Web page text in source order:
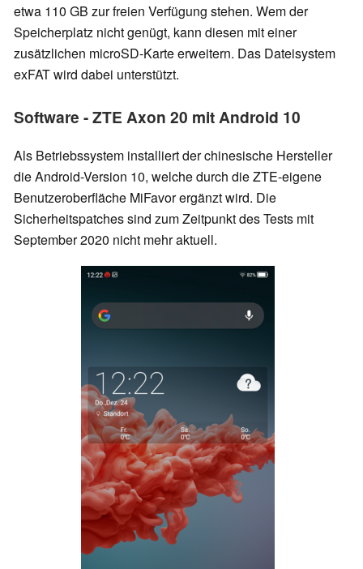
etwa 110 GB zur freien Verfügung stehen. Wem der
Speicherplatz nicht genügt, kann diesen mit einer
zusätzlichen microSD-Karte erweitern. Das Dateisystem
exFAT wird dabei unterstützt.
Software - ZTE Axon 20 mit Android 10
Als Betriebssystem installiert der chinesische Hersteller
die Android-Version 10, welche durch die ZTE-eigene
Benutzeroberfläche MiFavor ergänzt wird. Die
Sicherheitspatches sind zum Zeitpunkt des Tests mit
September 2020 nicht mehr aktuell.